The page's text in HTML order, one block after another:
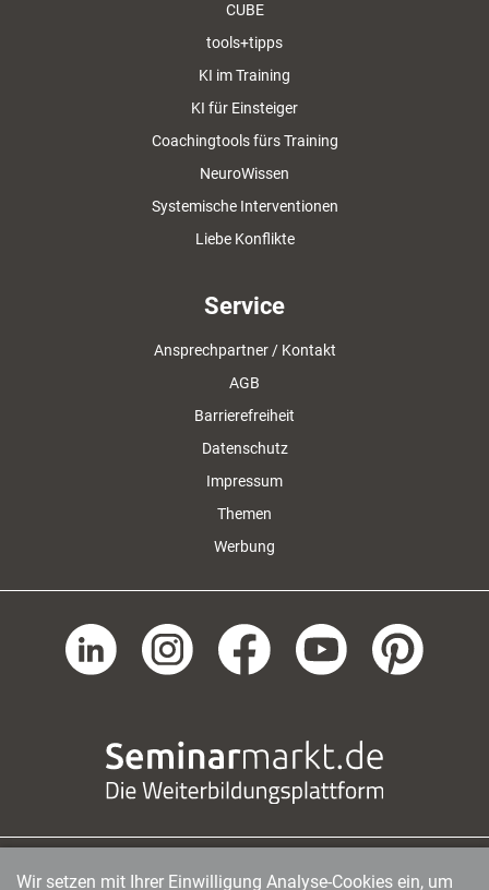
CUBE
tools+tipps
KI im Training
KI für Einsteiger
Coachingtools fürs Training
NeuroWissen
Systemische Interventionen
Liebe Konflikte
Service
Ansprechpartner / Kontakt
AGB
Barrierefreiheit
Datenschutz
Impressum
Themen
Werbung
managerSeminare Verlags GmbH | Endenicher Str. 41 |
Wir setzen mit Ihrer Einwilligung Analyse-Cookies ein, um